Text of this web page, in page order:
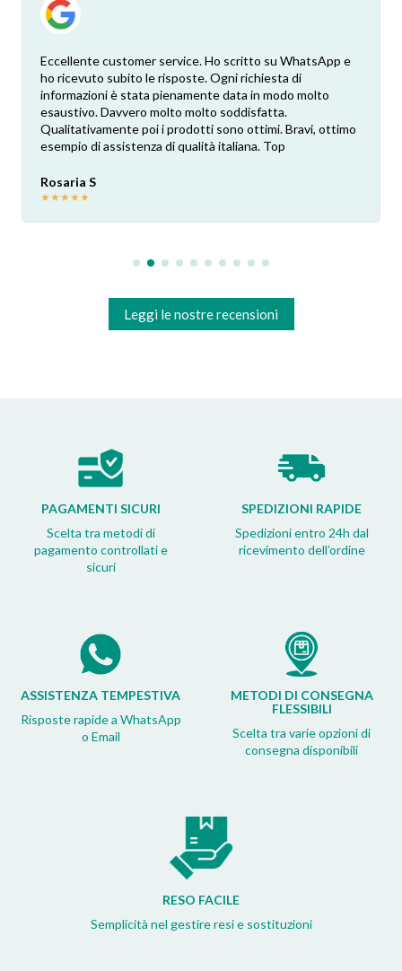
Eccellente customer service. Ho scritto su WhatsApp e
ho ricevuto subito le risposte. Ogni richiesta di
informazioni è stata pienamente data in modo molto
esaustivo. Davvero molto molto soddisfatta.
Qualitativamente poi i prodotti sono ottimi. Bravi, ottimo
esempio di assistenza di qualità italiana. Top
Rosaria S
★★★★★
Leggi le nostre recensioni
PAGAMENTI SICURI
Scelta tra metodi di
pagamento controllati e
sicuri
SPEDIZIONI RAPIDE
Spedizioni entro 24h dal
ricevimento dell’ordine
ASSISTENZA TEMPESTIVA
Risposte rapide a WhatsApp
o Email
METODI DI CONSEGNA
FLESSIBILI
Scelta tra varie opzioni di
consegna disponibili
RESO FACILE
Semplicità nel gestire resi e sostituzioni